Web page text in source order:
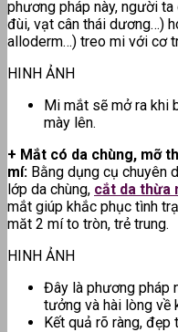
phương pháp này, người
đùi, vạt cân thái dương…)
alloderm…) treo mi với cơ
HINH ẢNH
Mi mắt sẽ mở ra khi
mày lên.
+ Mắt có da chùng, mỡ
mí: Bằng dụng cụ chuyên
lớp da chùng, cắt da thừa
mắt giúp khắc phục tình
măt 2 mí to tròn, trẻ trung.
HINH ẢNH
Đây là phương pháp
tưởng và hài lòng về
Kết quả rõ ràng, đẹp